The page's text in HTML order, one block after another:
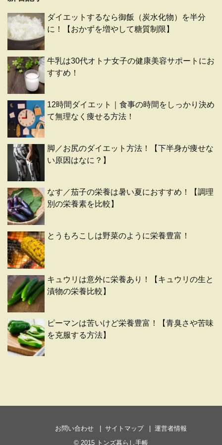
ダイエットするなら御飯（炭水化物）を半分
に！【おかずを増やして糖質制限】
牛乳は30代オトナ女子の健康美容サポートにお
すすめ！
12時間ダイエット｜食事の時間をしっかり決め
て無理なく痩せる方法！
脚／お尻のダイエット方法！【下半身が痩せな
い原因はなに？】
なす／茄子の栄養は暑い夏におすすめ！【調理
別の栄養素を比較】
とうもろこしは野菜のように栄養豊富！
キュウリは意外に栄養あり！【キュウリの生と
漬物の栄養比較】
ピーマンは苦いけど栄養豊富！【青臭さや苦味
を克服する方法】
お問い合わせ サイトマップ
運営者情報
© 2015 トンズ暮らし手帳